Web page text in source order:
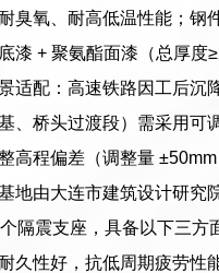
臭氧、耐高低温性能；钢
漆 + 聚氨酯面漆（总厚度
适配：高速铁路因工后沉
、桥头过渡段）需采用可
高程偏差（调整量 ±50mm
地由大连市建筑设计研究
隔震支座，具备以下三方
久性好，抗低周期疲劳性